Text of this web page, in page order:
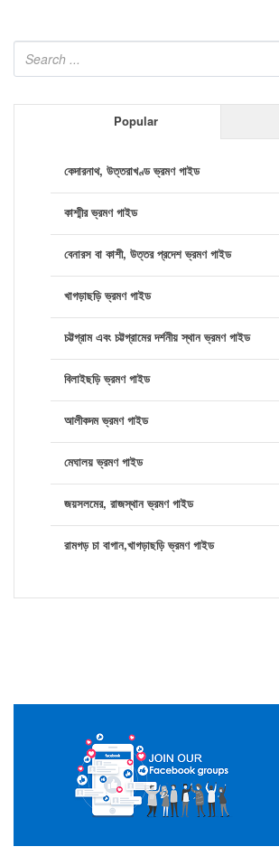
Popular
কেদারনাথ, উত্তরাখণ্ড ভ্রমণ গাইড
কাশ্মীর ভ্রমণ গাইড
বেনারস বা কাশী, উত্তর প্রদেশ ভ্রমণ গাইড
খাগড়াছড়ি ভ্রমণ গাইড
চট্টগ্রাম এবং চট্টগ্রামের দর্শনীয় স্থান ভ্রমণ গাইড
বিলাইছড়ি ভ্রমণ গাইড
আলীকদম ভ্রমণ গাইড
মেঘালয় ভ্রমণ গাইড
জয়সলমের, রাজস্থান ভ্রমণ গাইড
রামগড় চা বাগান,খাগড়াছড়ি ভ্রমণ গাইড